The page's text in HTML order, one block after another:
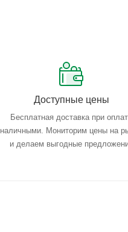
Доступные цены
Бесплатная доставка при
наличными. Мониторим цены на
и делаем выгодные